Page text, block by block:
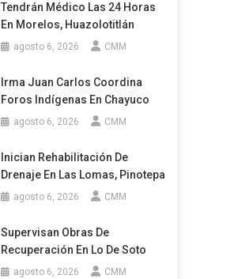
Tendrán Médico Las 24 Horas
En Morelos, Huazolotitlán
agosto 6, 2026 CMM
Irma Juan Carlos Coordina
Foros Indígenas En Chayuco
agosto 6, 2026 CMM
Inician Rehabilitación De
Drenaje En Las Lomas, Pinotepa
agosto 6, 2026 CMM
Supervisan Obras De
Recuperación En Lo De Soto
agosto 6, 2026 CMM